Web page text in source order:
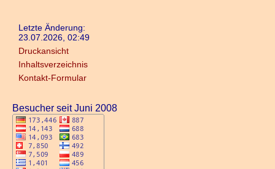
Letzte Änderung:
23.07.2026, 02:49
Druckansicht
Inhaltsverzeichnis
Kontakt-Formular
Besucher seit Juni 2008